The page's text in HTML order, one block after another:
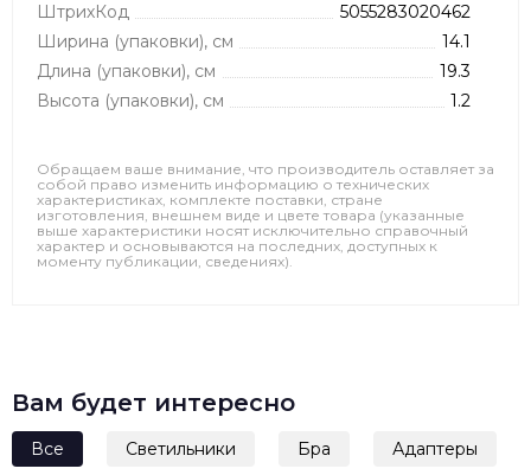
ШтрихКод
5055283020462
Ширина (упаковки), см
14.1
Длина (упаковки), см
19.3
Высота (упаковки), см
1.2
Обращаем ваше внимание, что производитель оставляет за
собой право изменить информацию о технических
характеристиках, комплекте поставки, стране
изготовления, внешнем виде и цвете товара (указанные
выше характеристики носят исключительно справочный
характер и основываются на последних, доступных к
моменту публикации, сведениях).
Вам будет интересно
Все Светильники Бра Адаптеры